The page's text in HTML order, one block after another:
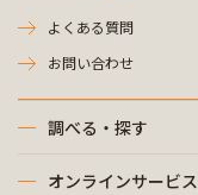
よくある質問
お問い合わせ
調べる・探す
オンラインサービス